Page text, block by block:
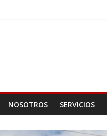
NOSOTROS SERVICIOS